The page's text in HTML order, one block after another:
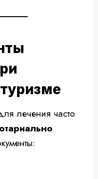
лечения часто